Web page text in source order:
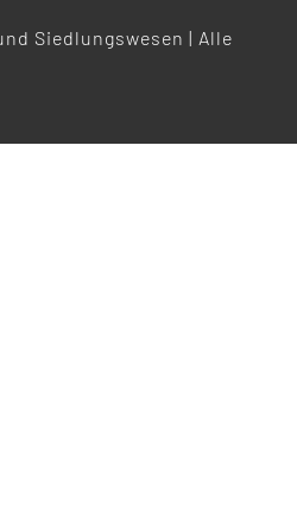
Siedlungswesen | Alle